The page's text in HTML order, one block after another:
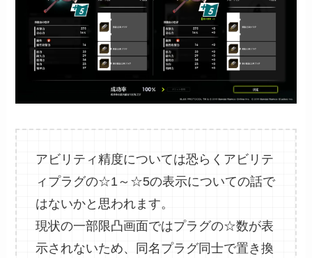
アビリティ精度については恐らくアビリテ
ィプラグの☆1～☆5の表示についての話で
はないかと思われます。
現状の一部限凸画面ではプラグの☆数が表
示されないため、同名プラグ同士で置き換